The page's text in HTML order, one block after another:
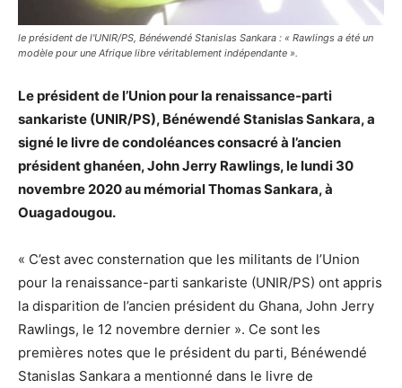
le président de l'UNIR/PS, Bénéwendé Stanislas Sankara : « Rawlings a été un
modèle pour une Afrique libre véritablement indépendante ».
Le président de l’Union pour la renaissance-parti
sankariste (UNIR/PS), Bénéwendé Stanislas Sankara, a
signé le livre de condoléances consacré à l’ancien
président ghanéen, John Jerry Rawlings, le lundi 30
novembre 2020 au mémorial Thomas Sankara, à
Ouagadougou.
« C’est avec consternation que les militants de l’Union
pour la renaissance-parti sankariste (UNIR/PS) ont appris
la disparition de l’ancien président du Ghana, John Jerry
Rawlings, le 12 novembre dernier ». Ce sont les
premières notes que le président du parti, Bénéwendé
Stanislas Sankara a mentionné dans le livre de